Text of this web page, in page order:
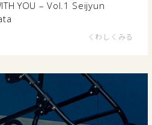
YOU – Vol.1 Seijyun
くわしくみる